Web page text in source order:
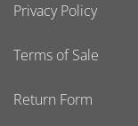
Privacy Policy
Terms of Sale
Return Form